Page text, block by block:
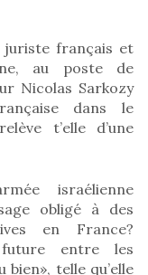
juriste français et
au poste de
Nicolas Sarkozy
dans le
t’elle d’une
israélienne
obligé à des
en France?
entre les
bien», telle qu’elle